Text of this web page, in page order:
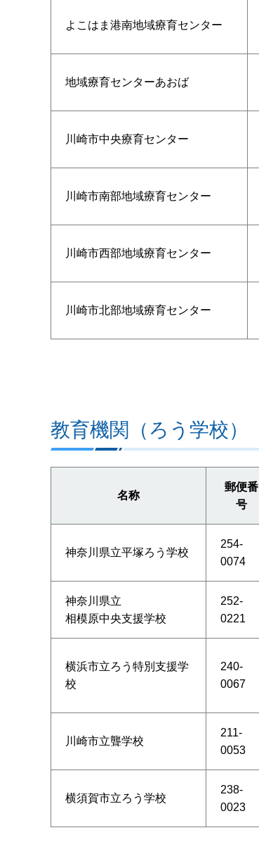
よこはま港南地域療育センター
地域療育センターあおば
川崎市中央療育センター
川崎市南部地域療育センター
川崎市西部地域療育センター
川崎市北部地域療育センター
教育機関（ろう学校）
名称
郵便番
号
神奈川県立平塚ろう学校
254-
0074
神奈川県立
相模原中央支援学校
252-
0221
横浜市立ろう特別支援学
校
240-
0067
川崎市立聾学校
211-
0053
横須賀市立ろう学校
238-
0023